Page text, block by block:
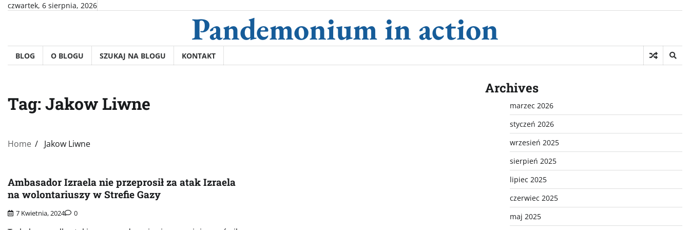
Skipczwartek, 6 sierpnia, 2026
Pandemonium in action
BLOG O BLOGU SZUKAJ NA BLOGU KONTAKT
Tag: Jakow Liwne
Home Jakow Liwne
Ambasador Izraela nie przeprosił za atak Izraela
na wolontariuszy w Strefie Gazy
7 Kwietnia, 2024 0
Archives
marzec 2026
styczeń 2026
wrzesień 2025
sierpień 2025
lipiec 2025
czerwiec 2025
maj 2025